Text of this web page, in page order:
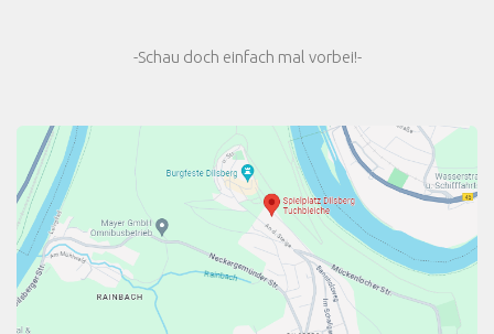
-Schau doch einfach mal vorbei!-